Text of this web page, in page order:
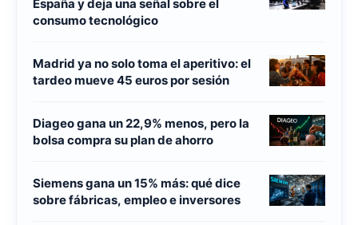
España y deja una señal sobre el
consumo tecnológico
Madrid ya no solo toma el aperitivo: el
tardeo mueve 45 euros por sesión
Diageo gana un 22,9% menos, pero la
bolsa compra su plan de ahorro
Siemens gana un 15% más: qué dice
sobre fábricas, empleo e inversores